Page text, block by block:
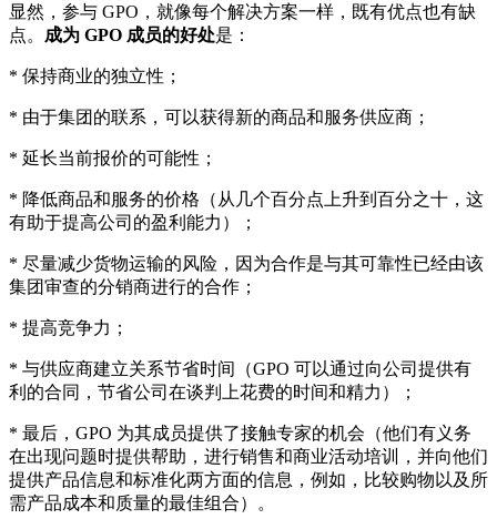
显然，参与 GPO，就像每个解决方案一样，既有优点也有缺
点。 成为 GPO 成员的好处是：
* 保持商业的独立性；
* 由于集团的联系，可以获得新的商品和服务供应商；
* 延长当前报价的可能性；
* 降低商品和服务的价格（从几个百分点上升到百分之十，这
有助于提高公司的盈利能力）；
* 尽量减少货物运输的风险，因为合作是与其可靠性已经由该
集团审查的分销商进行的合作；
* 提高竞争力；
* 与供应商建立关系节省时间（GPO 可以通过向公司提供有
利的合同，节省公司在谈判上花费的时间和精力）；
* 最后，GPO 为其成员提供了接触专家的机会（他们有义务
在出现问题时提供帮助，进行销售和商业活动培训，并向他们
提供产品信息和标准化两方面的信息，例如，比较购物以及所
需产品成本和质量的最佳组合）。